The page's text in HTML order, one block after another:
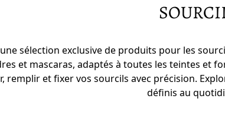
sélection exclusive de produits pour les
et mascaras, adaptés à toutes les teintes et
remplir et fixer vos sourcils avec précision.
définis au